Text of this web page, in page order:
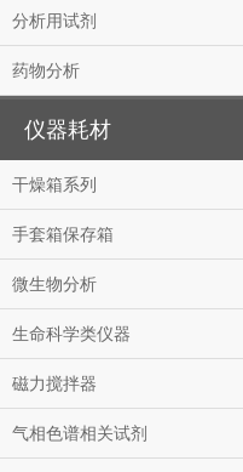
分析用试剂
药物分析
仪器耗材
干燥箱系列
手套箱保存箱
微生物分析
生命科学类仪器
磁力搅拌器
气相色谱相关试剂